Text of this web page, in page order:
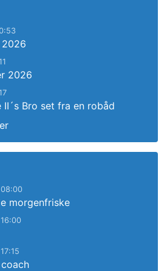
2026
2026
II´s Bro set fra en robåd
morgenfriske